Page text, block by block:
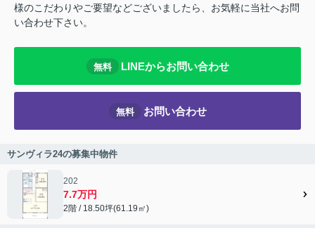
様のこだわりやご要望などございましたら、お気軽に当社へお問
い合わせ下さい。
無料 LINEからお問い合わせ
無料 お問い合わせ
サンヴィラ24の募集中物件
202
7.7万円
2階 / 18.50坪(61.19㎡)